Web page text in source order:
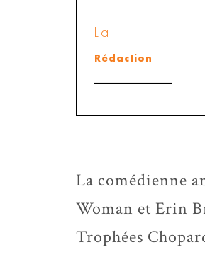
La
Rédaction
La comédienne
Woman et Erin
Trophées